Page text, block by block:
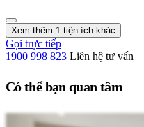
Xem thêm 1 tiện ích khác
Gọi trực tiếp
1900 998 823 Liên hệ tư vấn
Có thể bạn quan tâm